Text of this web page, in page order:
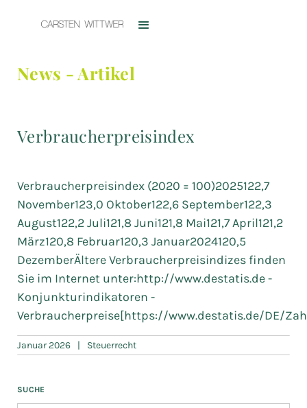
News - Artikel
Verbraucherpreisindex
Verbraucherpreisindex (2020 = 100)2025122,7
November123,0 Oktober122,6 September122,3
August122,2 Juli121,8 Juni121,8 Mai121,7 April121,2
März120,8 Februar120,3 Januar2024120,5
DezemberÄltere Verbraucherpreisindizes finden
Sie im Internet unter:http://www.destatis.de -
Konjunkturindikatoren -
Verbraucherpreise[https://www.destatis.de/DE/
Januar 2026 | Steuerrecht
SUCHE